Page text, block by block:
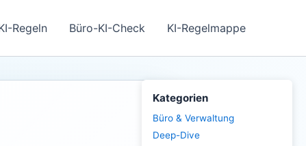
Regeln Büro-KI-Check KI-Regelmappe
Kategorien
Büro & Verwaltung
Deep-Dive